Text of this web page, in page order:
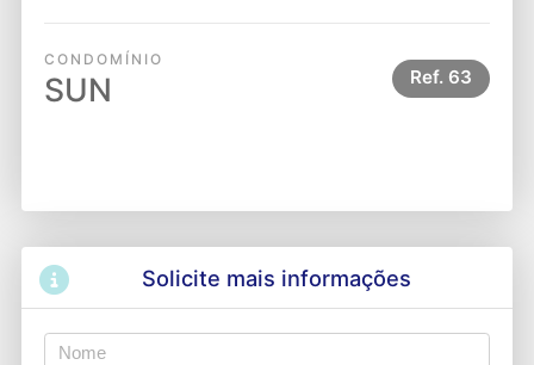
CONDOMÍNIO
SUN Ref. 63
Solicite mais informações